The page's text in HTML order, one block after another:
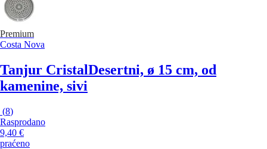
Premium
Costa Nova
Tanjur CristalDesertni, ø 15 cm, od
kamenine, sivi
(8)
Rasprodano
9,40 €
praćeno